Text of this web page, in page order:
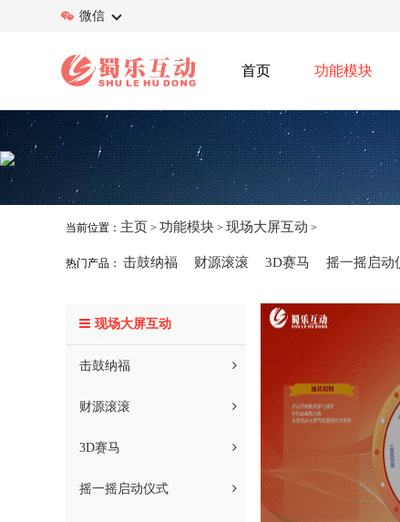
微信
首页 功能模块
大转盘抽奖
当前位置： 主页 > 功能模块 > 现场大屏互动 >
热门产品： 击鼓纳福 财源滚滚 3D赛马 摇一摇启动
现场大屏互动
击鼓纳福
财源滚滚
3D赛马
摇一摇启动仪式